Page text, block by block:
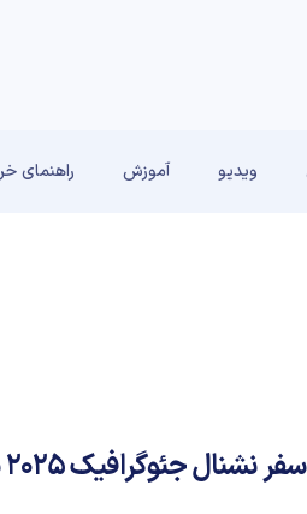
ویدیو آموزش راهنمای